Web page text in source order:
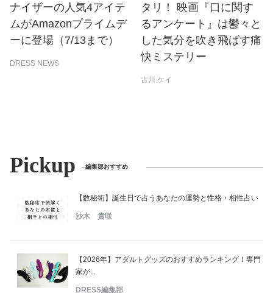
ナイザーの人気4アイテ
ムがAmazonプライムデ
ーに登場（7/13まで）
DRESS NEWS
タリ！ 映画『口に関す
るアンケート』は鬱々と
した気分を吹き飛ばす痛
快ミステリー
古川 ケイ
Pickup 編集部おすすめ
【数秘術】誕生日で占うあなたの運勢と性格・相性占い
沙木 貴咲
【2026年】アダルトグッズのおすすめランキング！専門
家が...
DRESS編集部